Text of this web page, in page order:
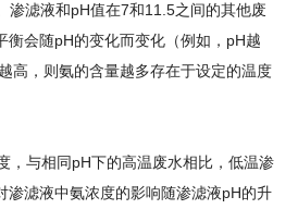
渗滤液和pH值在7和11.5之间的其他废
衡会随pH的变化而变化（例如，pH越
高，则氨的含量越多存在于设定的温度
，与相同pH下的高温废水相比，低温渗
渗滤液中氨浓度的影响随渗滤液pH的升